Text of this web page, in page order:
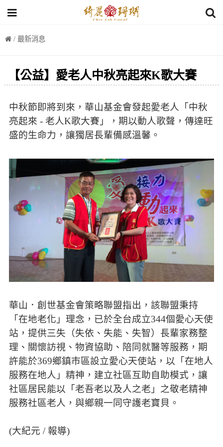
/ 最新消息
【公益】愛老人中秋亮起來K歌大賽
中秋節即將到來，華山基金會發起愛老人「中秋
亮起來 - 老人K歌大賽」，期以動人歌聲，傳達旺
盛的生命力，讓獨居長輩備感溫馨。
華山．創世基金會策略聯盟指出，該聯盟秉持
「在地老化」理念，已於全台成立344個愛心天使
站，提供三失（失依、失能、失智）長輩家務整
理、關懷訪視、物資協助、陪同就醫等服務，期
許能於369鄉鎮市區設立愛心天使站，以「在地人
服務在地人」精神，建立社區互助自助模式，讓
社區居民能以「老吾老以及人之老」之敬老精神
服務社區老人，與鄉親一同守護老寶貝。
(大紀元 / 報導)